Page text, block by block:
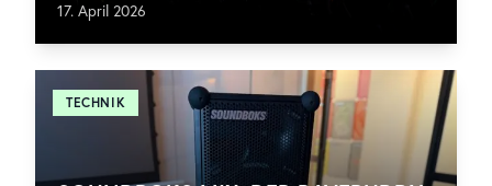
17. April 2026
TECHNIK